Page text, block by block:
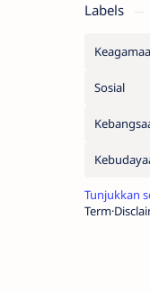
Labels
Sosial
Term